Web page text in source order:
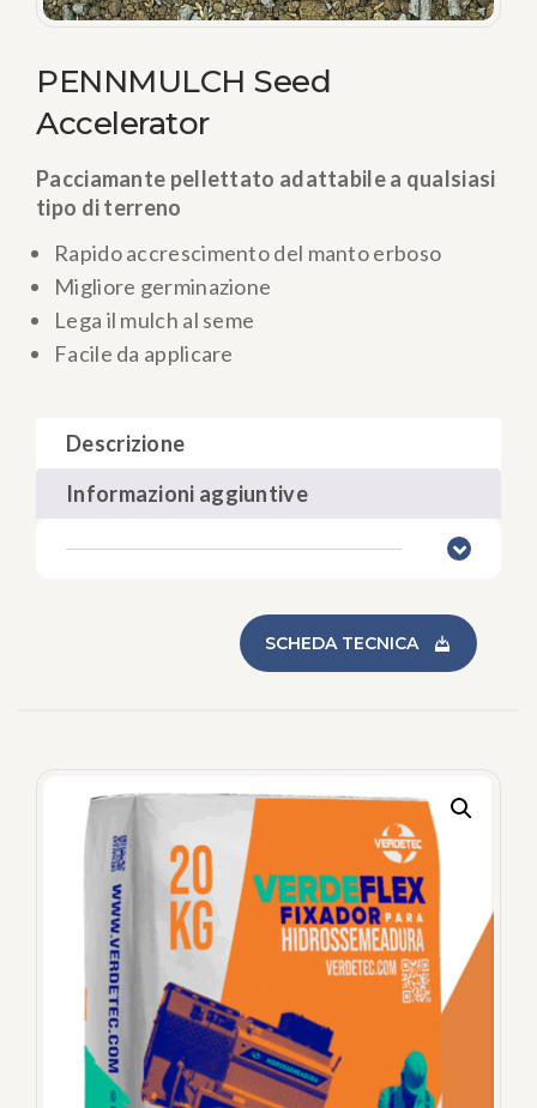
PENNMULCH Seed
Accelerator
Pacciamante pellettato adattabile a qualsiasi
tipo di terreno
Rapido accrescimento del manto erboso
Migliore germinazione
Lega il mulch al seme
Facile da applicare
Descrizione
Informazioni aggiuntive
SCHEDA TECNICA